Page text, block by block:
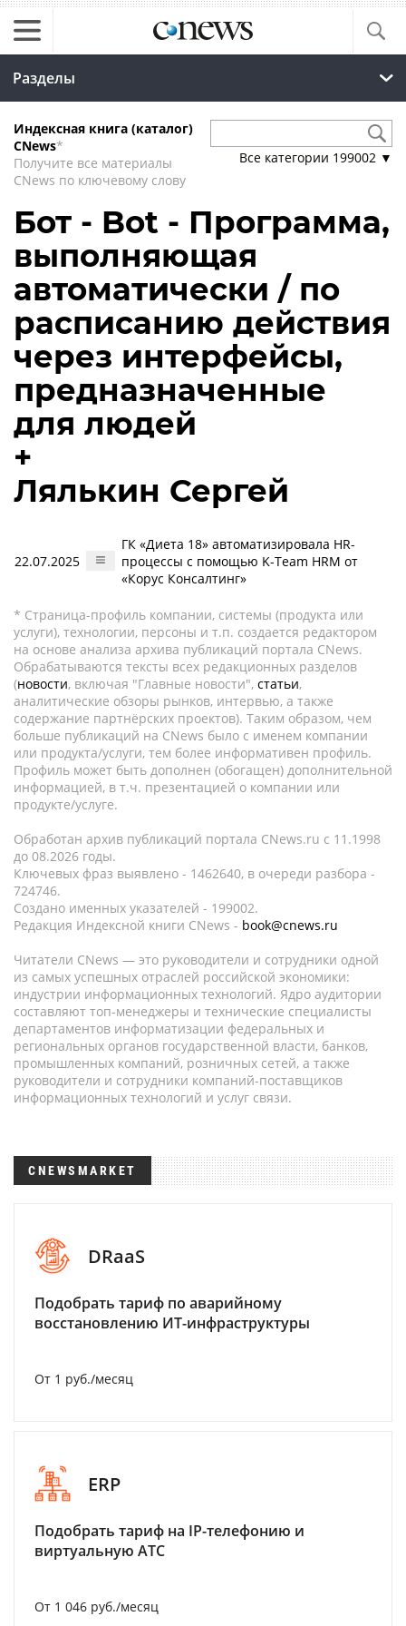
Разделы
Индексная книга (каталог)
CNews*
Получите все материалы
CNews по ключевому слову
Все категории 199002 ▼
Бот - Bot - Программа,
выполняющая
автоматически / по
расписанию действия
через интерфейсы,
предназначенные
для людей
+
Лялькин Сергей
22.07.2025
ГК «Диета 18» автоматизировала HR-
процессы с помощью K-Team HRM от
«Корус Консалтинг»
* Страница-профиль компании, системы (продукта или
услуги), технологии, персоны и т.п. создается редактором
на основе анализа архива публикаций портала CNews.
Обрабатываются тексты всех редакционных разделов
(новости, включая "Главные новости", статьи,
аналитические обзоры рынков, интервью, а также
содержание партнёрских проектов). Таким образом, чем
больше публикаций на CNews было с именем компании
или продукта/услуги, тем более информативен профиль.
Профиль может быть дополнен (обогащен) дополнительной
информацией, в т.ч. презентацией о компании или
продукте/услуге.
Обработан архив публикаций портала CNews.ru c 11.1998
до 08.2026 годы.
Ключевых фраз выявлено - 1462640, в очереди разбора -
724746.
Создано именных указателей - 199002.
Редакция Индексной книги CNews - book@cnews.ru
Читатели CNews — это руководители и сотрудники одной
из самых успешных отраслей российской экономики:
индустрии информационных технологий. Ядро аудитории
составляют топ-менеджеры и технические специалисты
департаментов информатизации федеральных и
региональных органов государственной власти, банков,
промышленных компаний, розничных сетей, а также
руководители и сотрудники компаний-поставщиков
информационных технологий и услуг связи.
CNEWSMARKET
DRaaS
Подобрать тариф по аварийному
восстановлению ИТ-инфраструктуры
От 1 руб./месяц
ERP
Подобрать тариф на IP-телефонию и
виртуальную АТС
От 1 046 руб./месяц